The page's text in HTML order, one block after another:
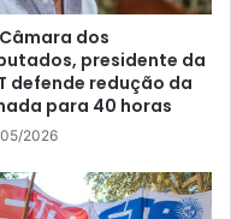
dos
presidente da
defende redução da
para 40 horas
2026